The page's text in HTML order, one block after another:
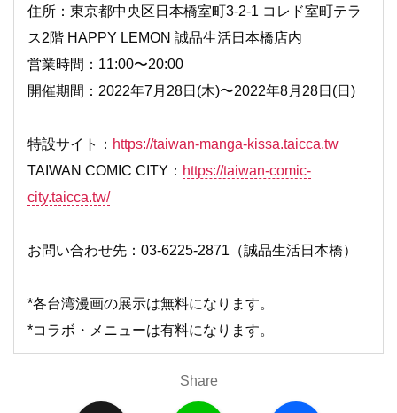
住所：東京都中央区日本橋室町3-2-1 コレド室町テラ
ス2階 HAPPY LEMON 誠品生活日本橋店内
営業時間：11:00〜20:00
開催期間：2022年7月28日(木)〜2022年8月28日(日)
特設サイト： https://taiwan-manga-kissa.taicca.tw
TAIWAN COMIC CITY： https://taiwan-comic-
city.taicca.tw/
お問い合わせ先：03-6225-2871（誠品生活日本橋）
*各台湾漫画の展示は無料になります。
*コラボ・メニューは有料になります。
Share